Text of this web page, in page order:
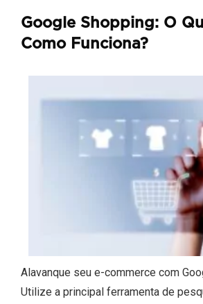
Google Shopping: O
Como Funciona?
Alavanque seu e-commerce com
Utilize a principal ferramenta de